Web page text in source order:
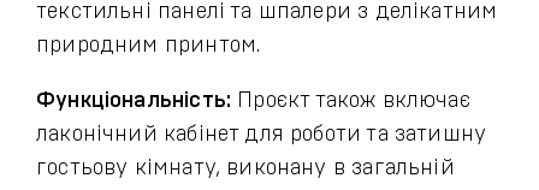
текстильні панелі та шпалери з делікатним
природним принтом.
Функціональність: Проєкт також включає
лаконічний кабінет для роботи та затишну
гостьову кімнату, виконану в загальній